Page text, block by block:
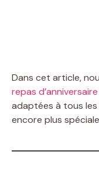
Dans cet article,
repas
adaptées à tous
encore plus